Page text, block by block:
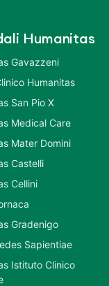
Humanitas
Gavazzeni
Humanitas
San Pio X
Medical Care
Mater Domini
Castelli
Cellini
Gradenigo
Sapientiae
Istituto Clinico